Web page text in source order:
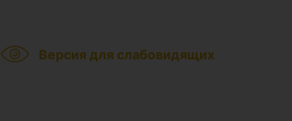
Версия для слабовидящих